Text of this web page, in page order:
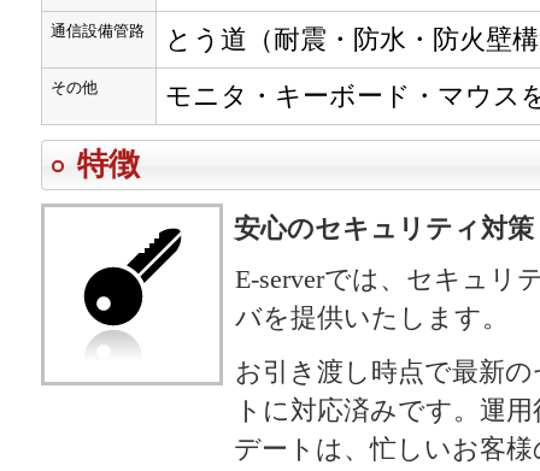
通信設備管路 とう道（耐震・防水・防火壁
その他 モニタ・キーボード・マウス
特徴
安心のセキュリティ対策
E-serverでは、セキュリ
バを提供いたします。
お引き渡し時点で最新
トに対応済みです。運
デートは、忙しいお客